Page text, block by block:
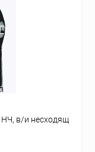
Сравнение
В наличии
в/и несходящ